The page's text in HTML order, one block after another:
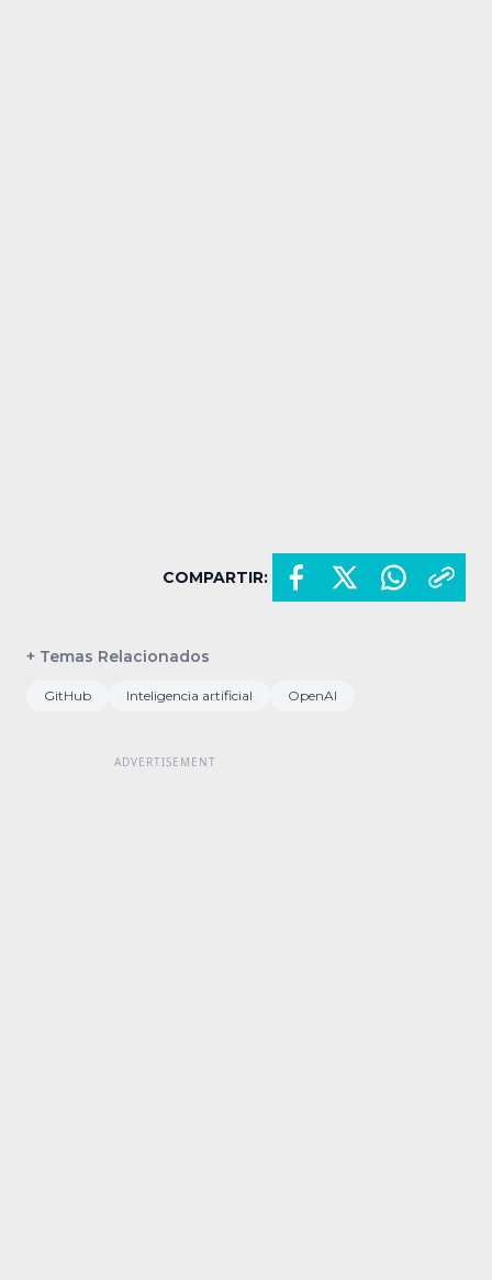
COMPARTIR:
+ Temas Relacionados
GitHub Inteligencia artificial OpenAI